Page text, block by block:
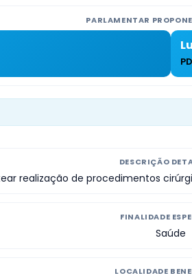
PARLAMENTAR
DESCRIÇÃO
realização de procedimentos
FINALIDADE
Saúde
LOCALIDADE